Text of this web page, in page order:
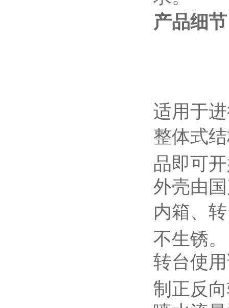
产品细节
适用于
整体式
品即可
外壳由
内箱、
不生锈。
转台使
制正反